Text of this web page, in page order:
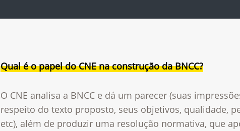
Qual é o papel do CNE na construção da BNCC?
O CNE analisa a BNCC e dá um parecer (suas
respeito do texto proposto, seus objetivos, qualidade,
etc), além de produzir uma resolução normativa, que